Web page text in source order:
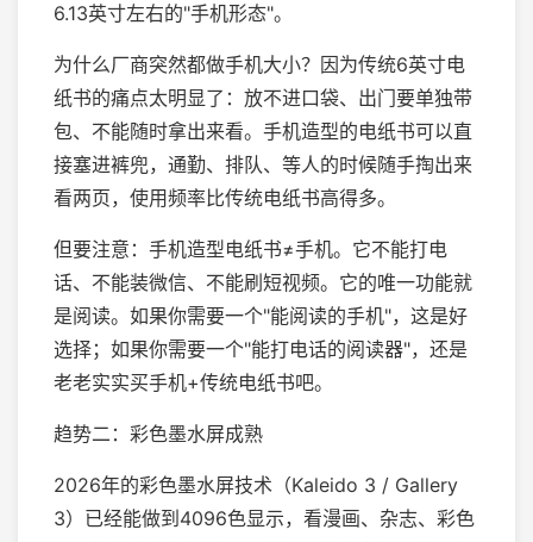
6.13英寸左右的"手机形态"。
为什么厂商突然都做手机大小？因为传统6英寸电
纸书的痛点太明显了：放不进口袋、出门要单独带
包、不能随时拿出来看。手机造型的电纸书可以直
接塞进裤兜，通勤、排队、等人的时候随手掏出来
看两页，使用频率比传统电纸书高得多。
但要注意：手机造型电纸书≠手机。它不能打电
话、不能装微信、不能刷短视频。它的唯一功能就
是阅读。如果你需要一个"能阅读的手机"，这是好
选择；如果你需要一个"能打电话的阅读器"，还是
老老实实买手机+传统电纸书吧。
趋势二：彩色墨水屏成熟
2026年的彩色墨水屏技术（Kaleido 3 / Gallery
3）已经能做到4096色显示，看漫画、杂志、彩色